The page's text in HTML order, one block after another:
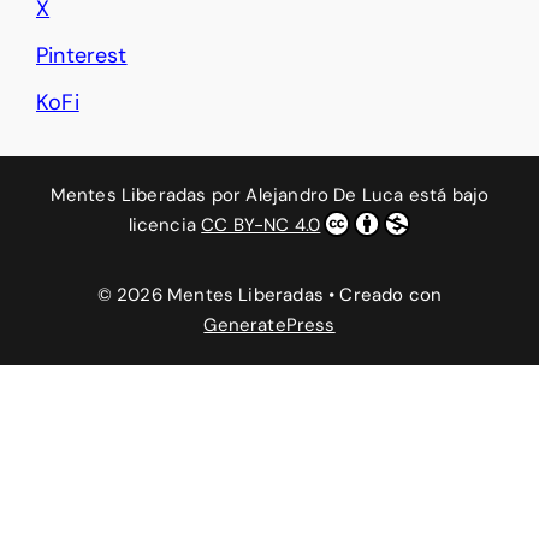
X
Pinterest
KoFi
Mentes Liberadas porAlejandro De Luca está bajo
licenciaCC BY-NC 4.0
© 2026 Mentes Liberadas • Creado con
GeneratePress